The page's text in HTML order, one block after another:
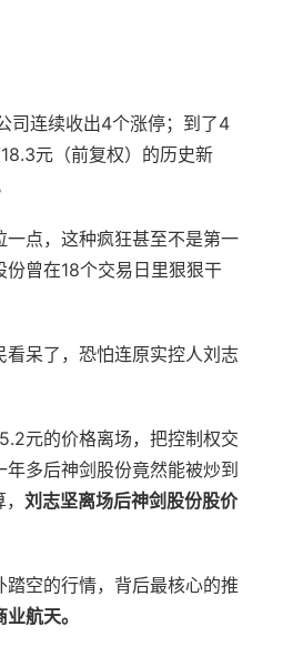
司连续收出4个涨停；到了4
元（前复权）的历史新
一点，这种疯狂甚至不是第一
份曾在18个交易日里狠狠干
看呆了，恐怕连原实控人刘志
元的价格离场，把控制权交
多后神剑股份竟然能被炒到
刘志坚离场后神剑股份股价
空的行情，背后最核心的推
业航天。